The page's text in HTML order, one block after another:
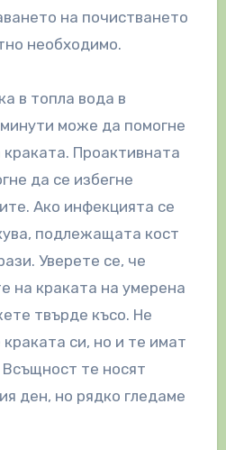
на почистването
необходимо.
в топла вода в
може да помогне
Проактивната
да се избегне
Ако инфекцията се
подлежащата кост
Уверете се, че
на краката на умерена
твърде късо. Не
си, но и те имат
те носят
ден, но рядко гледаме